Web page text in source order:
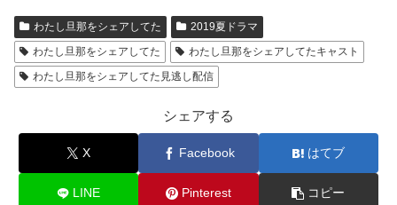
わたし旦那をシェアしてた
2019夏ドラマ
わたし旦那をシェアしてた
わたし旦那をシェアしてたキャスト
わたし旦那をシェアしてた見逃し配信
シェアする
X Facebook はてブ
LINE Pinterest コピー